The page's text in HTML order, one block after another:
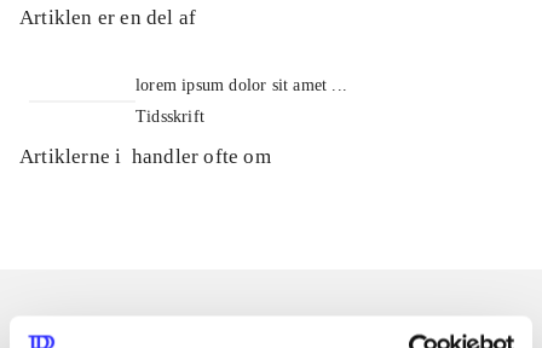
Artiklen er en del af
lorem ipsum dolor sit amet ...
Tidsskrift
Artiklerne i handler ofte om